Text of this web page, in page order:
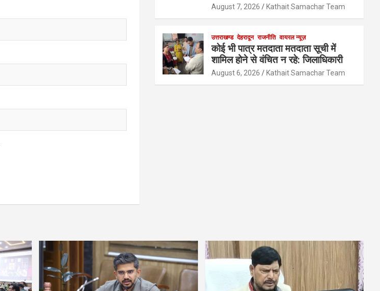
August 7, 2026 Kathait Samachar Team
उत्तराखण्ड देहरादून राजनीति वायरल न्यूज़
कोई भी पात्र मतदाता मतदाता सूची में
शामिल होने से वंचित न रहे: जिलाधिकारी
August 6, 2026 Kathait Samachar Team